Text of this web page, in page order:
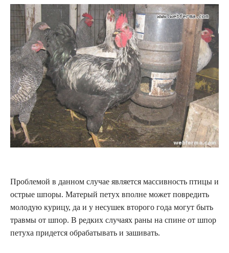
Проблемой в данном случае является массивность птицы и
острые шпоры. Матерый петух вполне может повредить
молодую курицу, да и у несушек второго года могут быть
травмы от шпор. В редких случаях раны на спине от шпор
петуха придется обрабатывать и зашивать.